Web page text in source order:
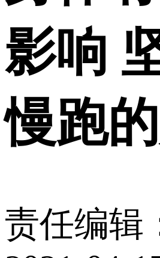
影响
慢跑
责任编辑